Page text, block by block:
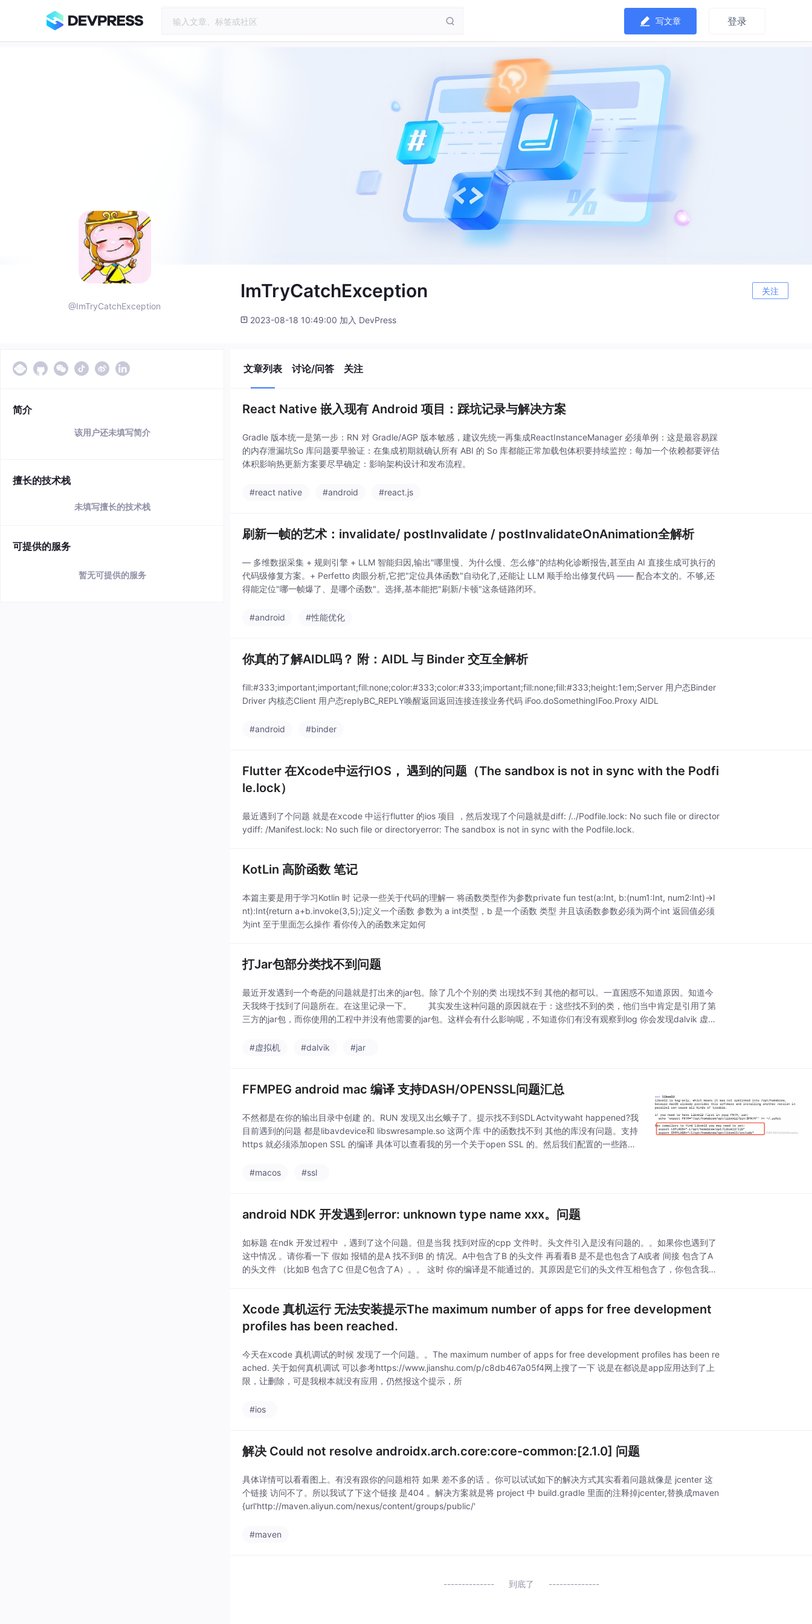
写文章 登录
@ImTryCatchException
ImTryCatchException 关注
2023-08-18 10:49:00 加入 DevPress
简介
该用户还未填写简介
擅长的技术栈
未填写擅长的技术栈
可提供的服务
暂无可提供的服务
文章列表 讨论/问答 关注
React Native 嵌入现有 Android 项目：踩坑记录与解决方案
Gradle 版本统一是第一步：RN 对 Gradle/AGP 版本敏感，建议先统一再集成ReactInstanceManager 必须单例：这是最容易踩
的内存泄漏坑So 库问题要早验证：在集成初期就确认所有 ABI 的 So 库都能正常加载包体积要持续监控：每加一个依赖都要评估
体积影响热更新方案要尽早确定：影响架构设计和发布流程。
#react native #android #react.js
刷新一帧的艺术：invalidate/ postInvalidate / postInvalidateOnAnimation全解析
— 多维数据采集 + 规则引擎 + LLM 智能归因,输出"哪里慢、为什么慢、怎么修"的结构化诊断报告,甚至由 AI 直接生成可执行的
代码级修复方案。+ Perfetto 肉眼分析,它把"定位具体函数"自动化了,还能让 LLM 顺手给出修复代码 —— 配合本文的。不够,还
得能定位"哪一帧爆了、是哪个函数"。选择,基本能把"刷新/卡顿"这条链路闭环。
#android #性能优化
你真的了解AIDL吗？ 附：AIDL 与 Binder 交互全解析
fill:#333;important;important;fill:none;color:#333;color:#333;important;fill:none;fill:#333;height:1em;Server 用户态Binder
Driver 内核态Client 用户态replyBC_REPLY唤醒返回返回连接连接业务代码 iFoo.doSomethingIFoo.Proxy AIDL
#android #binder
Flutter 在Xcode中运行IOS， 遇到的问题（The sandbox is not in sync with the Podfi
le.lock）
最近遇到了个问题 就是在xcode 中运行flutter 的ios 项目 ，然后发现了个问题就是diff: /../Podfile.lock: No such file or director
ydiff: /Manifest.lock: No such file or directoryerror: The sandbox is not in sync with the Podfile.lock.
KotLin 高阶函数 笔记
本篇主要是用于学习Kotlin 时 记录一些关于代码的理解一 将函数类型作为参数private fun test(a:Int, b:(num1:Int, num2:Int)->I
nt):Int{return a+b.invoke(3,5);}定义一个函数 参数为 a int类型，b 是一个函数 类型 并且该函数参数必须为两个int 返回值必须
为int 至于里面怎么操作 看你传入的函数来定如何
打Jar包部分类找不到问题
最近开发遇到一个奇葩的问题就是打出来的jar包。除了几个个别的类 出现找不到 其他的都可以。一直困惑不知道原因。知道今
天我终于找到了问题所在。在这里记录一下。 其实发生这种问题的原因就在于：这些找不到的类，他们当中肯定是引用了第
三方的jar包，而你使用的工程中并没有他需要的jar包。这样会有什么影响呢，不知道你们有没有观察到log 你会发现dalvik 虚拟
#虚拟机
#dalvik #jar
FFMPEG android mac 编译 支持DASH/OPENSSL问题汇总
不然都是在你的输出目录中创建 的。RUN 发现又出幺蛾子了。提示找不到SDLActvitywaht happened?我
目前遇到的问题 都是libavdevice和 libswresample.so 这两个库 中的函数找不到 其他的库没有问题。支持
https 就必须添加open SSL 的编译 具体可以查看我的另一个关于open SSL 的。然后我们配置的一些路径
#macos
#ssl
android NDK 开发遇到error: unknown type name xxx。问题
如标题 在ndk 开发过程中 ，遇到了这个问题。但是当我 找到对应的cpp 文件时。头文件引入是没有问题的。。如果你也遇到了
这中情况 。请你看一下 假如 报错的是A 找不到B 的 情况。A中包含了B 的头文件 再看看B 是不是也包含了A或者 间接 包含了A
的头文件 （比如B 包含了C 但是C包含了A）。。 这时 你的编译是不能通过的。其原因是它们的头文件互相包含了，你包含我，
Xcode 真机运行 无法安装提示The maximum number of apps for free development
profiles has been reached.
今天在xcode 真机调试的时候 发现了一个问题。。The maximum number of apps for free development profiles has been re
ached. 关于如何真机调试 可以参考https://www.jianshu.com/p/c8db467a05f4网上搜了一下 说是在都说是app应用达到了上
限，让删除，可是我根本就没有应用，仍然报这个提示，所
#ios
解决 Could not resolve androidx.arch.core:core-common:[2.1.0] 问题
具体详情可以看看图上。有没有跟你的问题相符 如果 差不多的话 。你可以试试如下的解决方式其实看着问题就像是 jcenter 这
个链接 访问不了。所以我试了下这个链接 是404 。解决方案就是将 project 中 build.gradle 里面的注释掉jcenter,替换成maven
{url'http://maven.aliyun.com/nexus/content/groups/public/'
#maven
到底了